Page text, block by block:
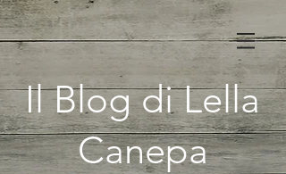
Il Blog di Lella
Canepa